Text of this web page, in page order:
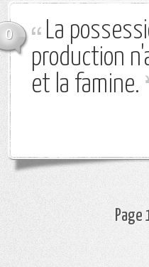
0
La
production
et la famine.
Page